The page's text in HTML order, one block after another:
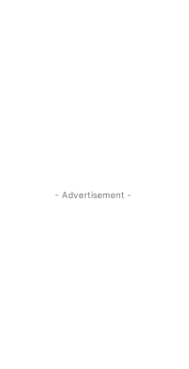
- Advertisement -